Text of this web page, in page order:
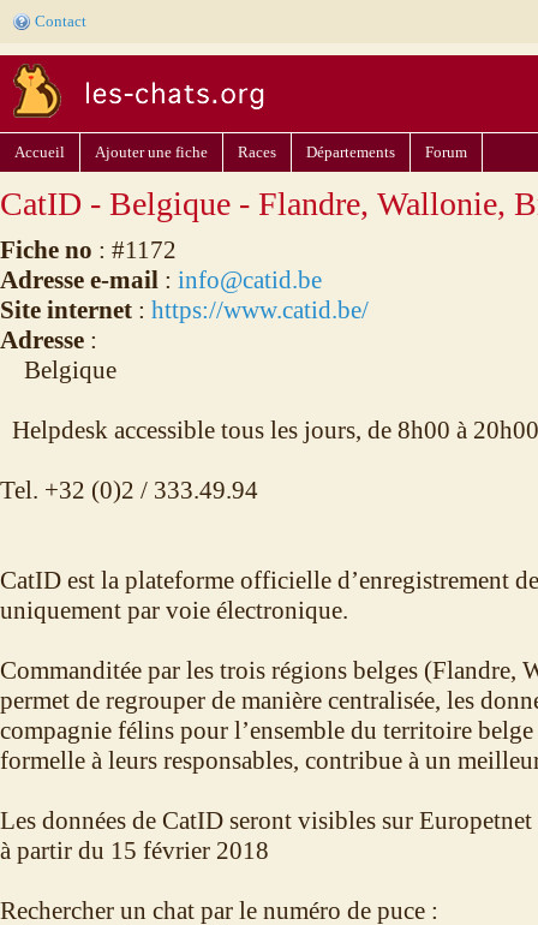
Contact
Accueil Ajouter une fiche Races Départements Forum
CatID - Belgique - Flandre, Wallonie,
Fiche no : #1172
Adresse e-mail : info@catid.be
Site internet : https://www.catid.be/
Adresse :
Belgique
Helpdesk accessible tous les jours, de 8h00 à 20h00
Tel. +32 (0)2 / 333.49.94
CatID est la plateforme officielle d’enregistrement
uniquement par voie électronique.
Commanditée par les trois régions belges (Flandre,
permet de regrouper de manière centralisée, les
compagnie félins pour l’ensemble du territoire
formelle à leurs responsables, contribue à un
Les données de CatID seront visibles sur Europetnet
à partir du 15 février 2018
Rechercher un chat par le numéro de puce :